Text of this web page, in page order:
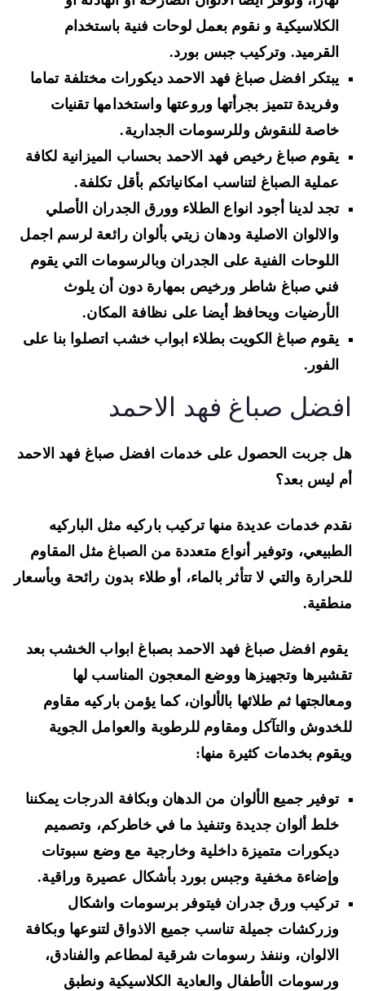
الكلاسيكية و نقوم بعمل لوحات فنية باستخدام
القرميد. وتركيب جبس بورد.
يبتكر افضل صباغ فهد الاحمد ديكورات مختلفة تماما
وفريدة تتميز بجرأتها وروعتها واستخدامها تقنيات
خاصة للنقوش وللرسومات الجدارية.
يقوم صباغ رخيص فهد الاحمد بحساب الميزانية لكافة
عملية الصباغ لتناسب امكانياتكم بأقل تكلفة.
تجد لدينا أجود انواع الطلاء وورق الجدران الأصلي
والالوان الاصلية ودهان زيتي بألوان رائعة لرسم اجمل
اللوحات الفنية على الجدران وبالرسومات التي يقوم
فني صباغ شاطر ورخيص بمهارة دون أن يلوث
الأرضيات ويحافظ أيضا على نظافة المكان.
يقوم صباغ الكويت بطلاء ابواب خشب اتصلوا بنا على
الفور.
صباغ فهد الاحمد
جربت الحصول على خدمات افضل صباغ فهد الاحمد
ليس بعد؟
خدمات عديدة منها تركيب باركيه مثل الباركيه
وتوفير أنواع متعددة من الصباغ مثل المقاوم
والتي لا تتأثر بالماء، أو طلاء بدون رائحة وبأسعار
افضل صباغ فهد الاحمد بصباغ ابواب الخشب بعد
وتجهيزها ووضع المعجون المناسب لها
ثم طلائها بالألوان، كما يؤمن باركيه مقاوم
والتآكل ومقاوم للرطوبة والعوامل الجوية
بخدمات كثيرة منها:
توفير جميع الألوان من الدهان وبكافة الدرجات يمكننا
خلط ألوان جديدة وتنفيذ ما في خاطركم، وتصميم
ديكورات متميزة داخلية وخارجية مع وضع سبوتات
وإضاءة مخفية وجبس بورد بأشكال عصيرة وراقية.
تركيب ورق جدران فيتوفر برسومات واشكال
وزركشات جميلة تناسب جميع الاذواق لتنوعها وبكافة
الالوان، وننفذ رسومات شرقية لمطاعم والفنادق،
ورسومات الأطفال والعادية الكلاسيكية ونطبق